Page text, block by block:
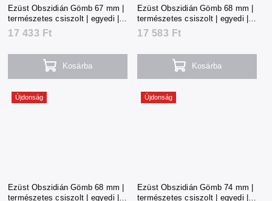
Ezüst Obszidián Gömb 67 mm |
természetes csiszolt | egyedi |
384 g | Mexikó
17 433 Ft
Kosárba
Ezüst Obszidián Gömb 68 mm |
természetes csiszolt | egyedi |
389 g | Mexikó
17 583 Ft
Kosárba
Újdonság
Ezüst Obszidián Gömb 68 mm |
természetes csiszolt | egyedi |
Újdonság
Ezüst Obszidián Gömb 74 mm |
természetes csiszolt | egyedi |